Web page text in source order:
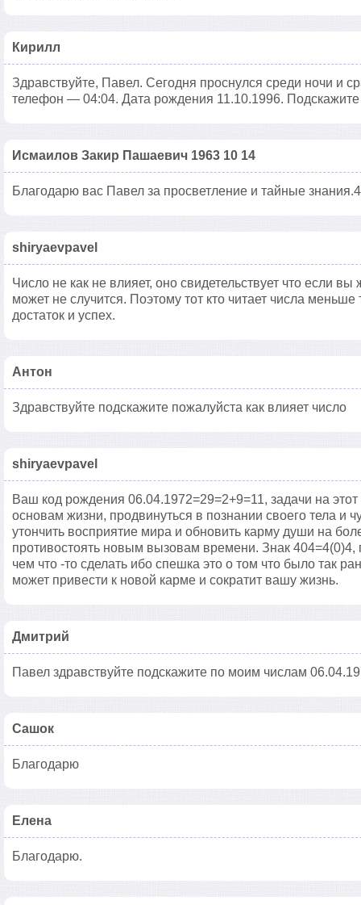
Кирилл
Здравствуйте, Павел. Сегодня проснулся среди ночи и
телефон — 04:04. Дата рождения 11.10.1996. Подскажите
Исмаилов Закир Пашаевич 1963 10 14
Благодарю вас Павел за просветление и тайные
shiryaevpavel
Число не как не влияет, оно свидетельствует что если вы
может не случится. Поэтому тот кто читает числа меньше
достаток и успех.
Антон
Здравствуйте подскажите пожалуйста как влияет число
shiryaevpavel
Ваш код рождения 06.04.1972=29=2+9=11, задачи на
основам жизни, продвинуться в познании своего тела и
утончить восприятие мира и обновить карму души на
противостоять новым вызовам времени. Знак
чем что -то сделать ибо спешка это о том что было так
может привести к новой карме и сократит вашу жизнь.
Дмитрий
Павел здравствуйте подскажите по моим числам
Сашок
Благодарю
Елена
Благодарю.